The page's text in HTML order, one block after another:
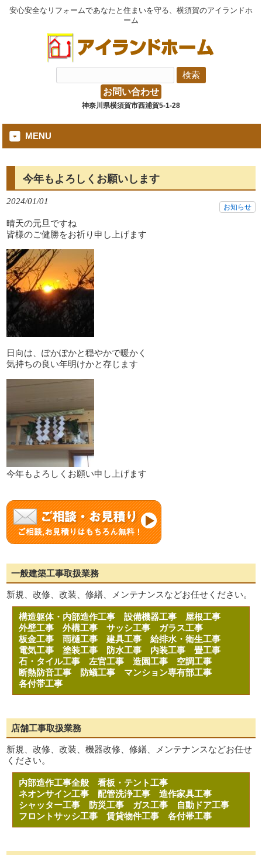
安心安全なリフォームであなたと住まいを守る、横須賀のアイランドホ
ーム
お問い合わせ
神奈川県横須賀市西浦賀5-1-28
MENU
今年もよろしくお願いします
2024/01/01
お知らせ
晴天の元旦ですね
皆様のご健勝をお祈り申し上げます
日向は、ぽかぽかと穏やかで暖かく
気持ちの良い年明けかと存じます
今年もよろしくお願い申し上げます
一般建築工事取扱業務
新規、改修、改装、修繕、メンテナンスなどお任せください。
構造躯体・内部造作工事設備機器工事 屋根工事
外壁工事外構工事サッシ工事 ガラス工事
板金工事雨樋工事建具工事給排水・衛生工事
電気工事塗装工事 防水工事 内装工事畳工事
石・タイル工事左官工事造園工事 空調工事
断熱防音工事
防蟻工事 マンション専有部工事
各付帯工事
店舗工事取扱業務
新規、改修、改装、機器改修、修繕、メンテナンスなどお任せ
ください。
内部造作工事全般看板・テント工事
ネオンサイン工事配管洗浄工事造作家具工事
シャッター工事
防災工事 ガス工事
自動ドア工事
フロントサッシ工事賃貸物件工事各付帯工事